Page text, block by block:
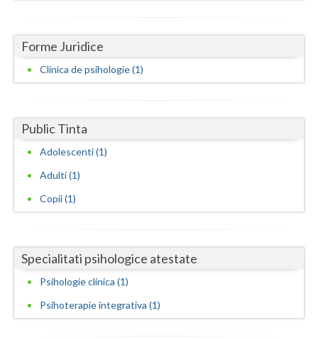
Harghita
Iasi
Maramures
Mures
Neamt
Olt
Forme Juridice
Clinica de psihologie (1)
Public Tinta
Adolescenti (1)
Adulti (1)
Copii (1)
Specialitati psihologice atestate
Psihologie clinica (1)
Psihoterapie integrativa (1)